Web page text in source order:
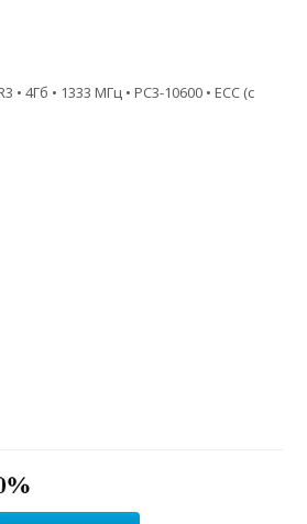
4Гб • 1333 МГц • PC3-10600 • ECC (с